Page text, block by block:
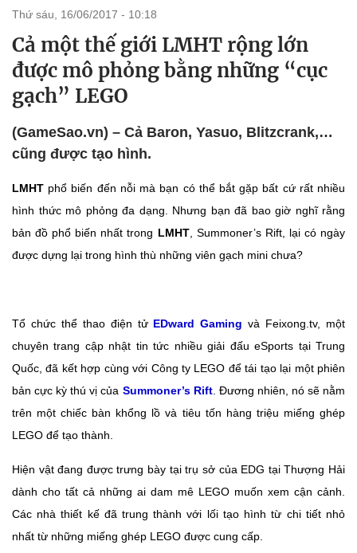
thứ sáu, 16/06/2017 - 10:18
Cả một thế giới LMHT rộng lớn
được mô phỏng bằng những “cục
gạch” LEGO
(GameSao.vn) – Cả Baron, Yasuo, Blitzcrank,…
cũng được tạo hình.
LMHT phổ biến đến nỗi mà bạn có thể bắt gặp bất cứ rất nhiều
hình thức mô phỏng đa dạng. Nhưng bạn đã bao giờ nghĩ rằng
bản đồ phổ biến nhất trong LMHT, Summoner’s Rift, lại có ngày
được dựng lại trong hình thù những viên gạch mini chưa?
Tổ chức thể thao điện tử EDward Gaming và Feixong.tv, một
chuyên trang cập nhật tin tức nhiều giải đấu eSports tại Trung
Quốc, đã kết hợp cùng với Công ty LEGO để tái tạo lại một phiên
bản cực kỳ thú vị của Summoner’s Rift. Đương nhiên, nó sẽ nằm
trên một chiếc bàn khổng lồ và tiêu tốn hàng triệu miếng ghép
LEGO để tạo thành.
Hiện vật đang được trưng bày tại trụ sở của EDG tại Thượng Hải
dành cho tất cả những ai dam mê LEGO muốn xem cận cảnh.
Các nhà thiết kế đã trung thành với lối tạo hình từ chi tiết nhỏ
nhất từ những miếng ghép LEGO được cung cấp.